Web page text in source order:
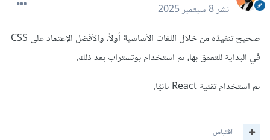
نشر8 سبتمبر 2025
صحيح تنفيذه من خلال اللغات الأساسية أولاً، والأفضل الإعتماد على CSS
في البداية للتعمق بها، ثم استخدام بوتستراب بعد ذلك.
ثم استخدام تقنية React ثانيًا.
اقتباس